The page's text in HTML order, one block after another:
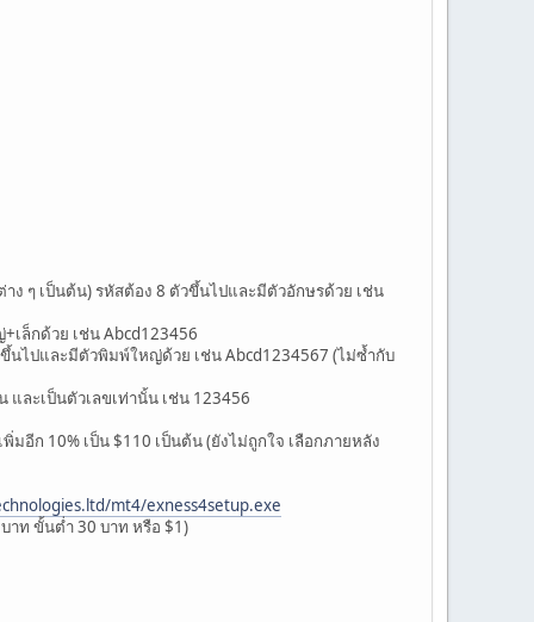
าง ๆ เป็นต้น) รหัสต้อง 8 ตัวขึ้นไปและมีตัวอักษรด้วย เช่น
เล็กด้วย เช่น Abcd123456
นไปและมีตัวพิมพ์ใหญ่ด้วย เช่น Abcd1234567 (ไม่ซ้ำกับ
และเป็นตัวเลขเท่านั้น เช่น 123456
อีก 10% เป็น $110 เป็นต้น (ยังไม่ถูกใจ เลือกภายหลัง
mt4/exness4setup.exe
าท ขั้นต่ำ 30 บาท หรือ $1)